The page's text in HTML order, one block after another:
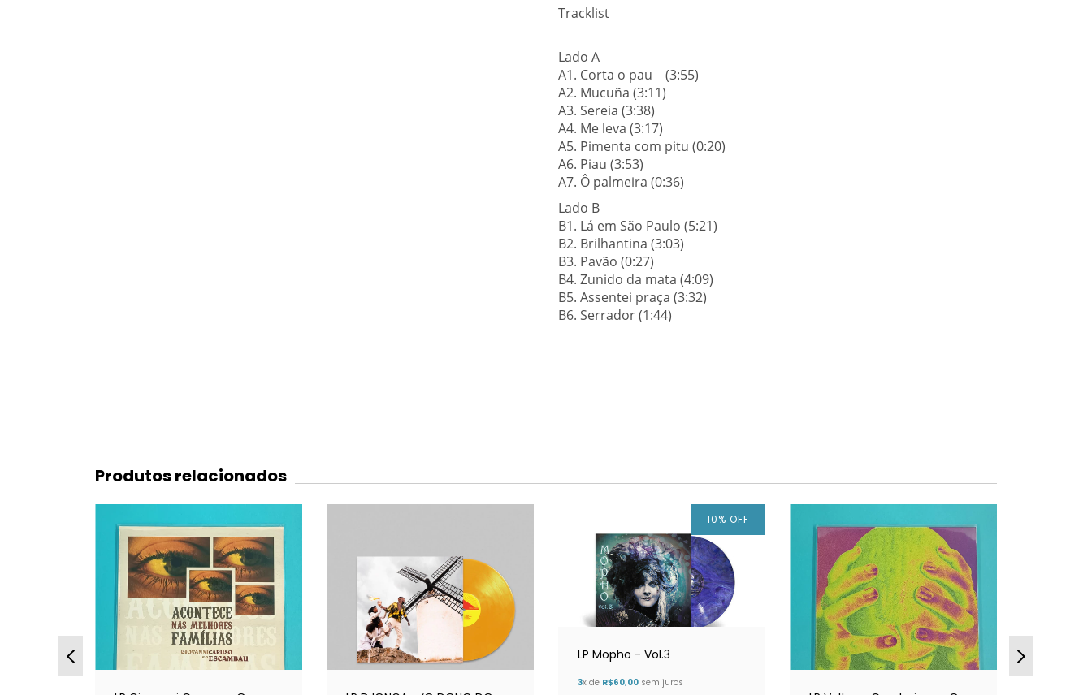
Tracklist
Lado A
A1. Corta o pau (3:55)
A2. Mucuña (3:11)
A3. Sereia (3:38)
A4. Me leva (3:17)
A5. Pimenta com pitu (0:20)
A6. Piau (3:53)
A7. Ô palmeira (0:36)
Lado B
B1. Lá em São Paulo (5:21)
B2. Brilhantina (3:03)
B3. Pavão (0:27)
B4. Zunido da mata (4:09)
B5. Assentei praça (3:32)
B6. Serrador (1:44)
Produtos relacionados
10% OFF
LP Mopho - Vol.3
3x de R$60,00 sem juros